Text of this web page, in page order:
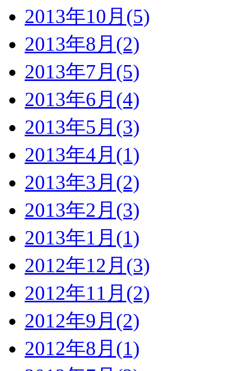
2013年10月(5)
2013年8月(2)
2013年7月(5)
2013年6月(4)
2013年5月(3)
2013年4月(1)
2013年3月(2)
2013年2月(3)
2013年1月(1)
2012年12月(3)
2012年11月(2)
2012年9月(2)
2012年8月(1)